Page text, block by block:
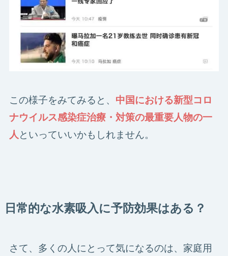
この様子をみてみると、 中国における新型コロ
ナウイルス感染症治療・対策の最重要人物の一
人といっていいかもしれません。
日常的な水素吸入に予防効果はある？
さて、多くの人にとって気になるのは、家庭用